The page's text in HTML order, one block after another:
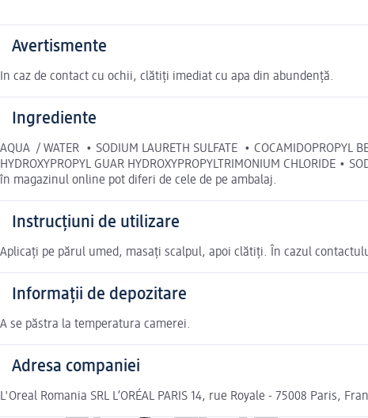
Avertismente
In caz de contact cu ochii, clătiți imediat cu apa din abundență.
Ingrediente
AQUA / WATER • SODIUM LAURETH SULFATE • COCAMIDOPROPYL
HYDROXYPROPYL GUAR HYDROXYPROPYLTRIMONIUM CHLORIDE
în magazinul online pot diferi de cele de pe ambalaj.
Instrucțiuni de utilizare
Aplicați pe părul umed, masați scalpul, apoi clătiți. În cazul
Informații de depozitare
A se păstra la temperatura camerei.
Adresa companiei
L'Oreal Romania SRL L’ORÉAL PARIS 14, rue Royale - 75008 Paris,